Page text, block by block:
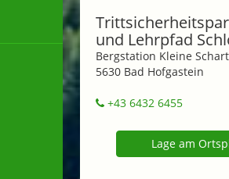
und Lehrpfad
Bergstation Kleine
5630 Bad Hofgastein
+43 6432 6455
Lage am